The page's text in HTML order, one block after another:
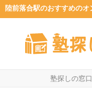
陸前落合駅のおすすめのオ
塾探しの窓